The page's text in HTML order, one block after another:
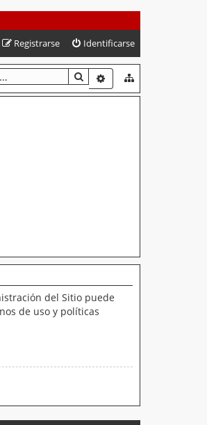
Identificarse
Registrarse
BUSCARBÚSQUEDA
del Sitio puede
de uso y políticas